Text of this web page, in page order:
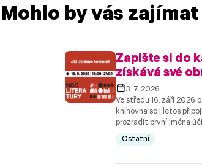
Mohlo by vás zajímat
Zapište si do
získává své
3. 7. 2026
Ve středu 16. září 2026
knihovna se i letos
prozradit první jména
Ostatní